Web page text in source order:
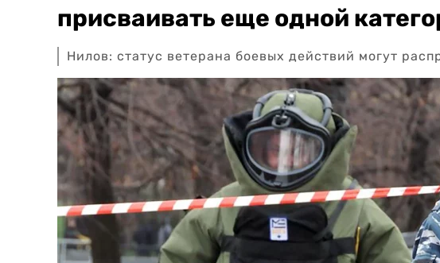
присваивать еще одной
Нилов: статус ветерана боевых действий могут